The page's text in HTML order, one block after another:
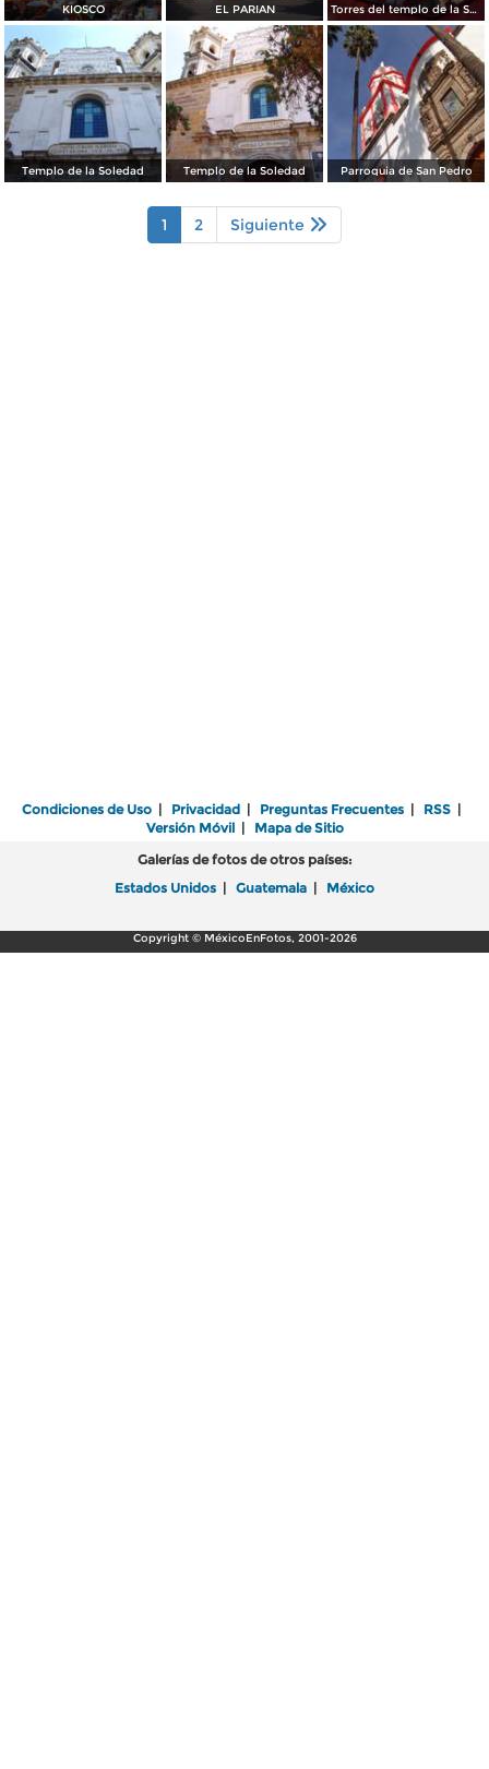
KIOSCO EL PARIAN Torres del templo de la Soledad
Templo de la Soledad Templo de la Soledad Parroquia de San Pedro
1 2 Siguiente
Condiciones de Uso | Privacidad | Preguntas Frecuentes | RSS |
Versión Móvil| Mapa de Sitio
Galerías de fotos de otros países:
Estados Unidos | Guatemala | México
Copyright © MéxicoEnFotos, 2001-2026